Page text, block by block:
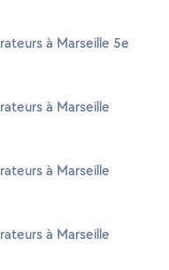
à Marseille 5e
à Marseille
à Marseille
à Marseille